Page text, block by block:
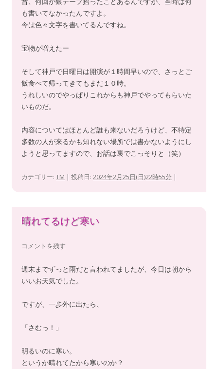
も書いてなかったんですよ。
今は色々文字を書いてるんですね。
宝物が増えたー
そして神戸で日曜日は開演が１時間早いので、さっとご
飯食べて帰ってきてもまだ１０時。
うれしいのでやっぱりこれからも神戸でやってもらいた
いものだ。
内容についてはほとんど誰も来ないだろうけど、不特定
多数の人が来るかも知れない場所では書かないようにし
ようと思ってますので、お話は裏でこっそりと（笑）
カテゴリー: TM | 投稿日: 2024年2月25日(日)22時55分 |
晴れてるけど寒い
コメントを残す
週末までずっと雨だと言われてましたが、今日は朝から
いいお天気でした。
ですが、一歩外に出たら、
「さむっ！」
明るいのに寒い。
というか晴れてたから寒いのか？